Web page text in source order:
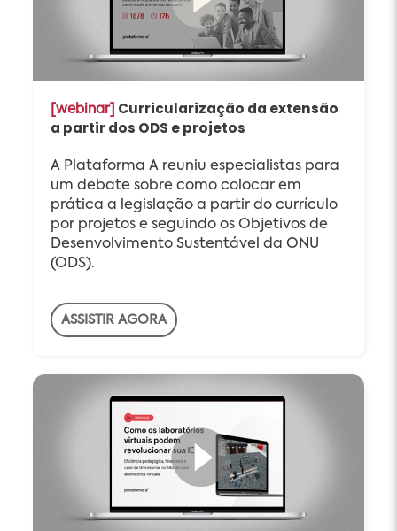
[webinar] Curricularização da extensão
a partir dos ODS e projetos
A Plataforma A reuniu especialistas para
um debate sobre como colocar em
prática a legislação a partir do currículo
por projetos e seguindo os Objetivos de
Desenvolvimento Sustentável da ONU
(ODS).
ASSISTIR AGORA